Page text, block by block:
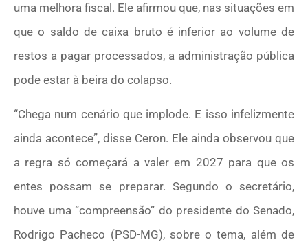
uma melhora fiscal. Ele afirmou que, nas situações em
que o saldo de caixa bruto é inferior ao volume de
restos a pagar processados, a administração pública
pode estar à beira do colapso.
“Chega num cenário que implode. E isso infelizmente
ainda acontece”, disse Ceron. Ele ainda observou que
a regra só começará a valer em 2027 para que os
entes possam se preparar. Segundo o secretário,
houve uma “compreensão” do presidente do Senado,
Rodrigo Pacheco (PSD-MG), sobre o tema, além de